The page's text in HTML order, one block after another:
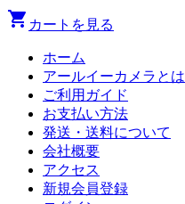
shopping_cart カートを見る
ホーム
アールイーカメラとは
ご利用ガイド
お支払い方法
発送・送料について
会社概要
アクセス
新規会員登録